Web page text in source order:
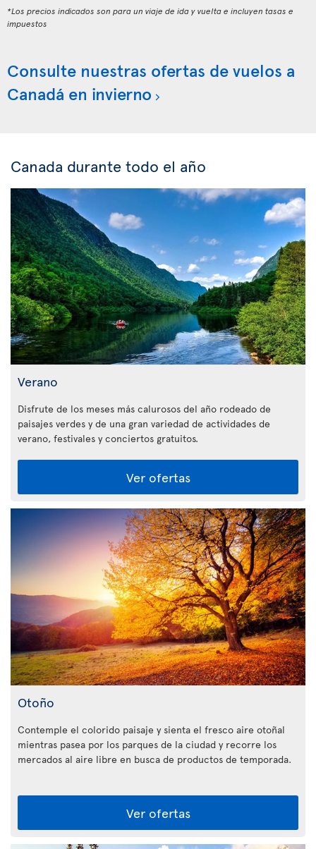
*Los precios indicados son para un viaje de ida y vuelta e incluyen tasas e
impuestos
Consulte nuestras ofertas de vuelos a
Canadá en invierno
Canada durante todo el año
Verano
Disfrute de los meses más calurosos del año rodeado de
paisajes verdes y de una gran variedad de actividades de
verano, festivales y conciertos gratuitos.
Ver ofertas
Otoño
Contemple el colorido paisaje y sienta el fresco aire otoñal
mientras pasea por los parques de la ciudad y recorre los
mercados al aire libre en busca de productos de temporada.
Ver ofertas